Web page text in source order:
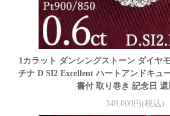
1カラット ダンシングストーン ダイヤ
チナ D SI2 Excellent ハートアンドキュ
書付 取り巻き 記念日 還
348,000円(税込)